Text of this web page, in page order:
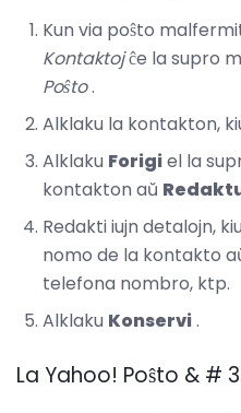
Kun via poŝto
Kontaktojĉe la supro
Poŝto.
Alklaku la kontakton,
Alklaku Forigiel la
kontakton aŭ
Redakti iujn detalojn,
nomo de la kontakto
telefona nombro, ktp.
Alklaku Konservi.
La Yahoo! Poŝto & #